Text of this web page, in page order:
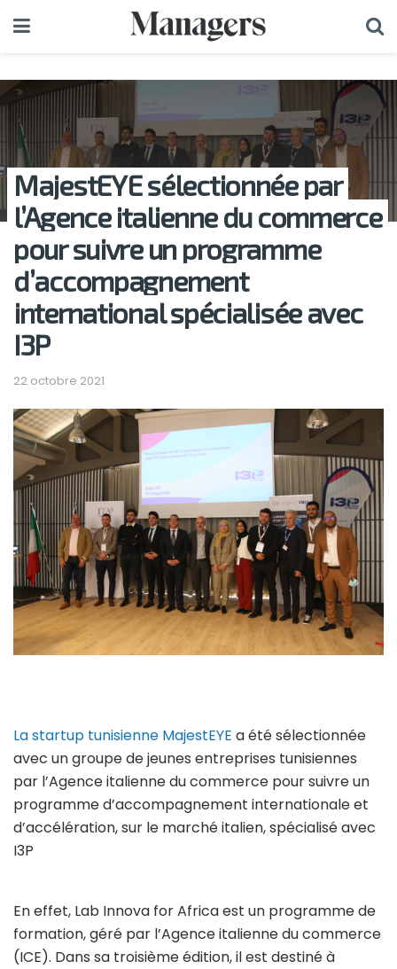
MajestEYE sélectionnée par
l’Agence italienne du commerce
pour suivre un programme
d’accompagnement
international spécialisée avec
I3P
22 octobre 2021
La startup tunisienne MajestEYE a été sélectionnée
avec un groupe de jeunes entreprises tunisiennes
par l’Agence italienne du commerce pour suivre un
programme d’accompagnement internationale et
d’accélération, sur le marché italien, spécialisé avec
I3P
En effet, Lab Innova for Africa est un programme de
formation, géré par l’Agence italienne du commerce
(ICE). Dans sa troisième édition, il est destiné à